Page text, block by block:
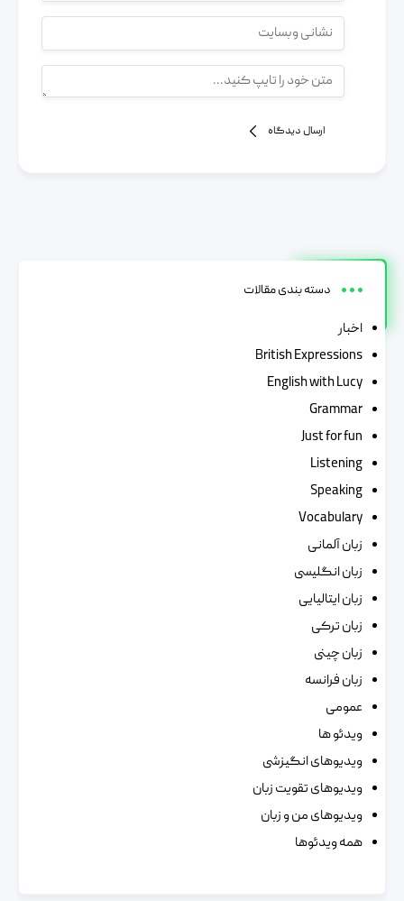
ارسال دیدگاه
دسته بندی مقالات
اخبار
British Expressions
English with Lucy
Grammar
Just for fun
Listening
Speaking
Vocabulary
زبان آلمانی
زبان انگلیسی
زبان ایتالیایی
زبان ترکی
زبان چینی
زبان فرانسه
عمومی
ویدئو ها
ویدیوهای انگیزشی
ویدیوهای تقویت زبان
ویدیوهای من و زبان
همه ویدئوها